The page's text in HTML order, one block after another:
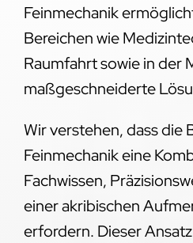
Feinmechanik
Bereichen wie
Raumfahrt sowie in der
maßgeschneiderte
Wir verstehen, dass die
Feinmechanik eine
Fachwissen,
einer akribischen
erfordern. Dieser